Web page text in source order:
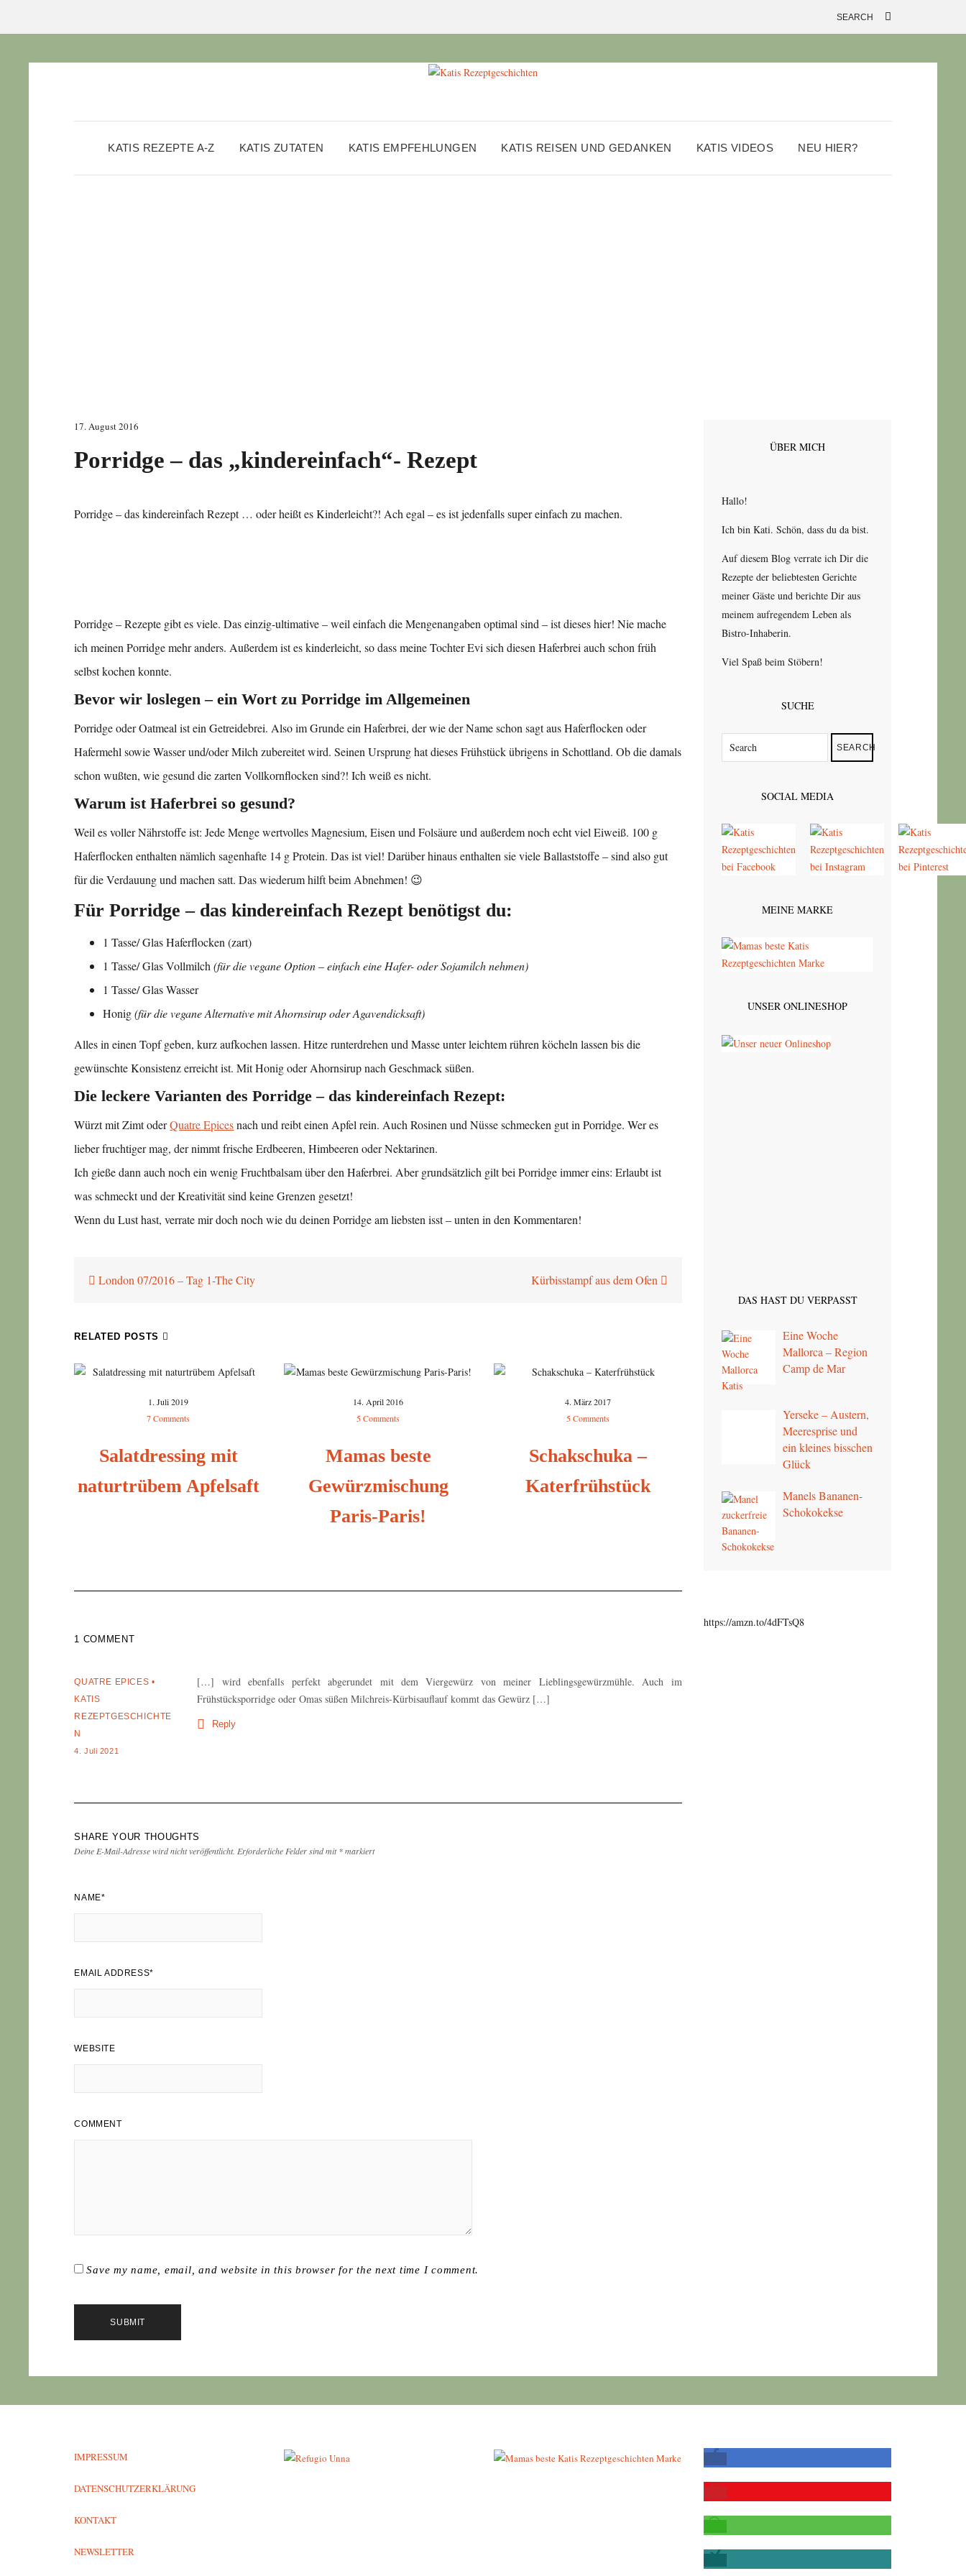
KATIS REZEPTE A-Z KATIS ZUTATEN KATIS EMPFEHLUNGEN KATIS REISEN UND GEDANKEN KATIS VIDEOS NEU HIER?
17. August 2016
Porridge – das „kindereinfach“- Rezept
Porridge – das kindereinfach Rezept … oder heißt es Kinderleicht?! Ach egal – es ist jedenfalls super einfach zu machen.
Porridge – Rezepte gibt es viele. Das einzig-ultimative – weil einfach die Mengenangaben optimal sind – ist dieses hier! Nie mache
ich meinen Porridge mehr anders. Außerdem ist es kinderleicht, so dass meine Tochter Evi sich diesen Haferbrei auch schon früh
selbst kochen konnte.
Bevor wir loslegen – ein Wort zu Porridge im Allgemeinen
Porridge oder Oatmeal ist ein Getreidebrei. Also im Grunde ein Haferbrei, der wie der Name schon sagt aus Haferflocken oder
Hafermehl sowie Wasser und/oder Milch zubereitet wird. Seinen Ursprung hat dieses Frühstück übrigens in Schottland. Ob die damals
schon wußten, wie gesund die zarten Vollkornflocken sind?! Ich weiß es nicht.
Warum ist Haferbrei so gesund?
Weil es voller Nährstoffe ist: Jede Menge wertvolles Magnesium, Eisen und Folsäure und außerdem noch echt viel Eiweiß. 100 g
Haferflocken enthalten nämlich sagenhafte 14 g Protein. Das ist viel! Darüber hinaus enthalten sie viele Ballaststoffe – sind also gut
für die Verdauung und machen satt. Das wiederum hilft beim Abnehmen! 😉
Für Porridge – das kindereinfach Rezept benötigst du:
1 Tasse/ Glas Haferflocken (zart)
1 Tasse/ Glas Vollmilch(für die vegane Option – einfach eine Hafer- oder Sojamilch nehmen)
1 Tasse/ Glas Wasser
Honig(für die vegane Alternative mit Ahornsirup oder Agavendicksaft)
Alles in einen Topf geben, kurz aufkochen lassen. Hitze runterdrehen und Masse unter leichtem rühren köcheln lassen bis die
gewünschte Konsistenz erreicht ist. Mit Honig oder Ahornsirup nach Geschmack süßen.
Die leckere Varianten des Porridge – das kindereinfach Rezept:
Würzt mit Zimt oderQuatre Epicesnach und reibt einen Apfel rein. Auch Rosinen und Nüsse schmecken gut in Porridge. Wer es
lieber fruchtiger mag, der nimmt frische Erdbeeren, Himbeeren oder Nektarinen.
Ich gieße dann auch noch ein wenig Fruchtbalsam über den Haferbrei. Aber grundsätzlich gilt bei Porridge immer eins: Erlaubt ist
was schmeckt und der Kreativität sind keine Grenzen gesetzt!
Wenn du Lust hast, verrate mir doch noch wie du deinen Porridge am liebsten isst – unten in den Kommentaren!
London 07/2016 – Tag 1-The City Kürbisstampf aus dem Ofen
RELATED POSTS
1. Juli 2019
7 Comments
Salatdressing mit
naturtrübem Apfelsaft
14. April 2016
5 Comments
Mamas beste
Gewürzmischung
Paris-Paris!
4. März 2017
5 Comments
Schakschuka –
Katerfrühstück
1 COMMENT
QUATRE EPICES •
KATIS
REZEPTGESCHICHTE
N
4. Juli 2021
[…] wird ebenfalls perfekt abgerundet mit dem Viergewürz von meiner Lieblingsgewürzmühle. Auch im
Frühstücksporridge oder Omas süßen Milchreis-Kürbisauflauf kommt das Gewürz […]
Reply
SHARE YOUR THOUGHTS
Deine E-Mail-Adresse wird nicht veröffentlicht. Erforderliche Felder sind mit*markiert
NAME*
EMAIL ADDRESS*
WEBSITE
COMMENT
Save my name, email, and website in this browser for the next time I comment.
ÜBER MICH
Hallo!
Ich bin Kati. Schön, dass du da bist.
Auf diesem Blog verrate ich Dir die
Rezepte der beliebtesten Gerichte
meiner Gäste und berichte Dir aus
meinem aufregendem Leben als
Bistro-Inhaberin.
Viel Spaß beim Stöbern!
SUCHE
SEARCH
SOCIAL MEDIA
MEINE MARKE
UNSER ONLINESHOP
DAS HAST DU VERPASST
Eine Woche
Mallorca – Region
Camp de Mar
Yerseke – Austern,
Meeresprise und
ein kleines bisschen
Glück
Manels Bananen-
Schokokekse
https://amzn.to/4dFTsQ8
IMPRESSUM
DATENSCHUTZERKLÄRUNG
KONTAKT
NEWSLETTER